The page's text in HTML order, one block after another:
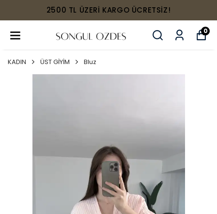
2500 TL ÜZERİ KARGO ÜCRETSİZ!
0
KADIN ÜST GİYİM Bluz